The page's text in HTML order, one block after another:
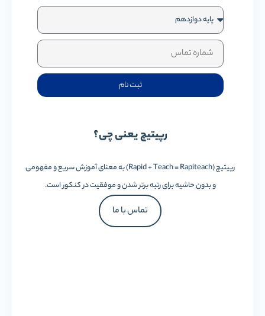
ثبت نام
رپیتیچ یعنی چی؟
رپیتیچ (Rapid + Teach = Rapiteach) به معنای آموزش سریع و مفهومی
و بدون حاشیه برای رتبه برتر شدن و موفقیت در کنکور است.
تماس با ما